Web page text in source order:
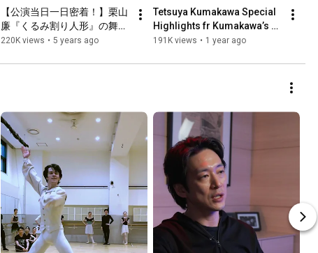
【公演当日一日密着！】栗山
廉『くるみ割り人形』の舞台
裏を大公開！A Day in the life
Become a Prince
220K views • 5 years ago
Tetsuya Kumakawa Special
Highlights fr Kumakawa’s
version of "Coppelia" / 熊川
ルハイライト
191K views • 1 year ago